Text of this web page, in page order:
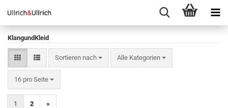
KlangundKleid
Sortieren nach
Sortieren nach Alle Kategorien
16 pro Seite
pro Seite
1 2 »